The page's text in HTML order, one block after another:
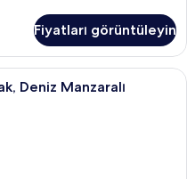
Fiyatları görüntüleyin
yatak takımı, minibar, odada
Deniz Manzaralı